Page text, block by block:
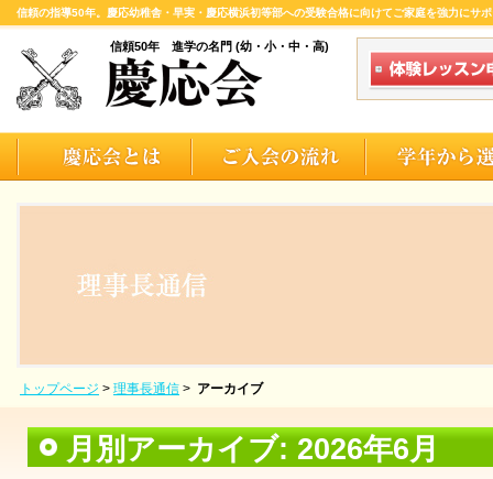
信頼の指導50年。慶応幼稚舎・早実・慶応横浜初等部への受験合格に向けてご家庭を強力にサ
信頼50年 進学の名門 (幼・小・中・高)
トップページ > 理事長通信 > アーカイブ
月別アーカイブ: 2026年6月